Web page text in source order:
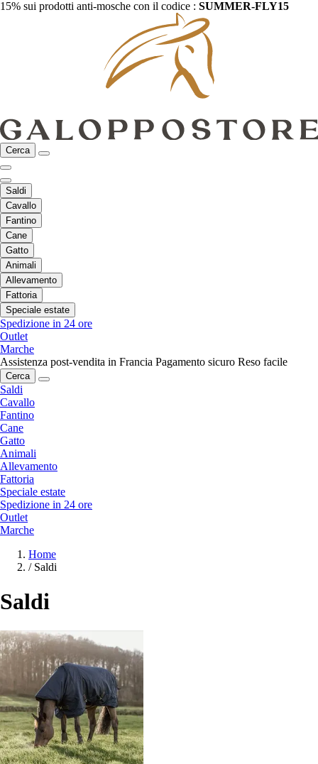
15% sui prodotti anti-mosche con il codice : SUMMER-FLY15
Cerca
Saldi
Cavallo
Fantino
Cane
Gatto
Animali
Allevamento
Fattoria
Speciale estate
Spedizione in 24 ore
Outlet
Marche
Assistenza post-vendita in Francia Pagamento sicuro Reso facile
Cerca
Saldi
Cavallo
Fantino
Cane
Gatto
Animali
Allevamento
Fattoria
Speciale estate
Spedizione in 24 ore
Outlet
Marche
Home
/ Saldi
Saldi